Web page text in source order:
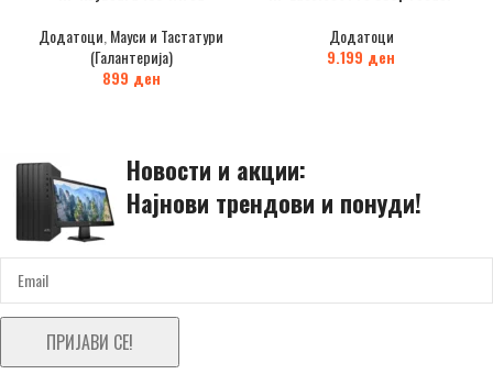
Додатоци Мауси и Тастатури
(Галантерија)
899 ден
Додатоци
9.199 ден
Новости и акции:
Најнови трендови и понуди!
ПРИЈАВИ СЕ!